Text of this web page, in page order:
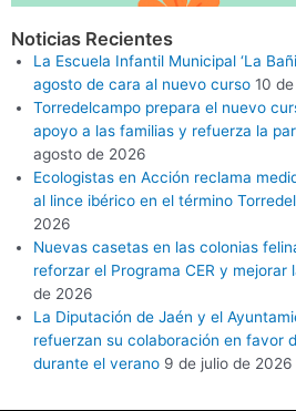
Noticias Recientes
La Escuela Infantil Municipal ‘La
agosto de cara al nuevo curso 10
Torredelcampo prepara el nuevo
apoyo a las familias y refuerza la
agosto de 2026
Ecologistas en Acción reclama
al lince ibérico en el término
2026
Nuevas casetas en las colonias
reforzar el Programa CER y mejorar
de 2026
La Diputación de Jaén y el
refuerzan su colaboración en favor
durante el verano 9 de julio de 2026